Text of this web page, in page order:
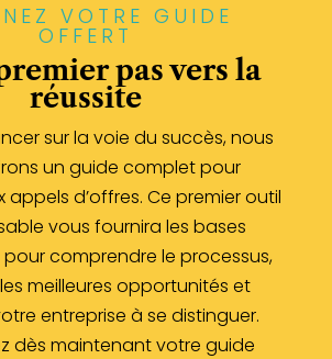
VOTRE GUIDE
OFFERT
pas vers la
réussite
sur la voie du succès, nous
un guide complet pour
d’offres. Ce premier outil
vous fournira les bases
comprendre le processus,
meilleures opportunités et
entreprise à se distinguer.
dès maintenant votre guide